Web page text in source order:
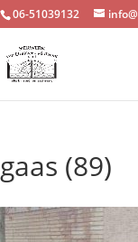
06-51039132
gaas (89)